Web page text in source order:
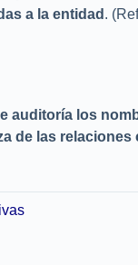
a la entidad .
auditoría los
de las relaciones